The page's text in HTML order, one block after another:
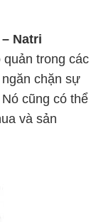
Natri
trong các
chặn sự
cũng có thể
và sản